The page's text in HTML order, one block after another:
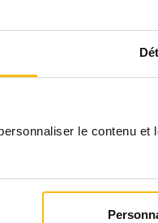
le contenu
, quant à lui, ne
reste
par les statuts,
particulière
Cet article est